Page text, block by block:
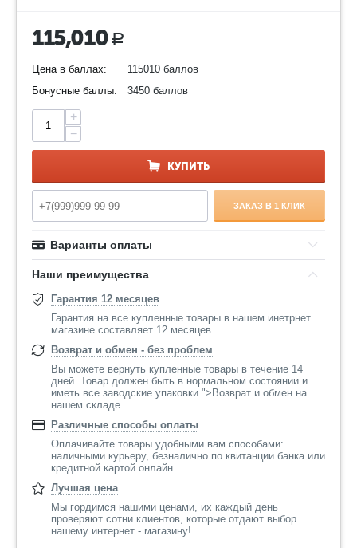
115,010 Р
Цена в баллах:
115010 баллов
Бонусные баллы:
3450 баллов
+
−
КУПИТЬ
ЗАКАЗ В 1 КЛИК
Варианты оплаты
Наши преимущества
Гарантия 12 месяцев
Гарантия на все купленные товары в нашем инетрнет
магазине составляет 12 месяцев
Возврат и обмен - без проблем
Вы можете вернуть купленные товары в течение 14
дней. Товар должен быть в нормальном состоянии и
иметь все заводские упаковки.">Возврат и обмен на
нашем складе.
Различные способы оплаты
Оплачивайте товары удобными вам способами:
наличными курьеру, безналично по квитанции банка или
кредитной картой онлайн..
Лучшая цена
Мы гордимся нашими ценами, их каждый день
проверяют сотни клиентов, которые отдают выбор
нашему интернет - магазину!